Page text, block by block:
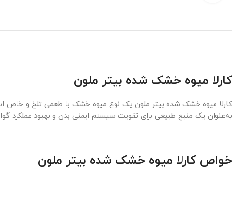
کارلا میوه خشک شده بیتر ملون
به‌عنوان یک منبع طبیعی برای تقویت سیستم ایمنی بدن و بهبود
خواص کارلا میوه خشک شده بیتر ملون